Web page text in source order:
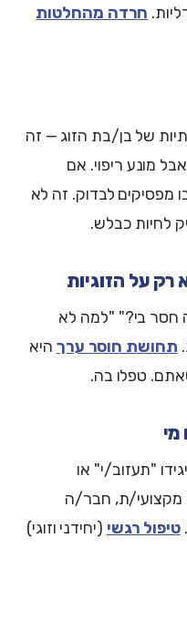
חרדה מהחלטות
של בן/בת הזוג — זה
מונע ריפוי. אם
מפסיקים לבדוק. זה לא
לחיות כבלש.
חסר בי?" "למה לא
תחושת חוסר ערך היא
טפלו בה.
"תעזוב/י" או
מקצועי/ת, חבר/ה
טיפול רגשי (יחידני וזוגי)